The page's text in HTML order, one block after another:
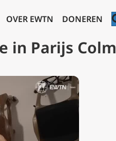
OVER EWTN DONEREN
in Parijs Colm